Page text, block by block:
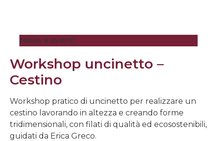
News e eventi
Workshop uncinetto –
Cestino
Workshop pratico di uncinetto per realizzare un
cestino lavorando in altezza e creando forme
tridimensionali, con filati di qualità ed ecosostenibili,
guidati da Erica Greco.